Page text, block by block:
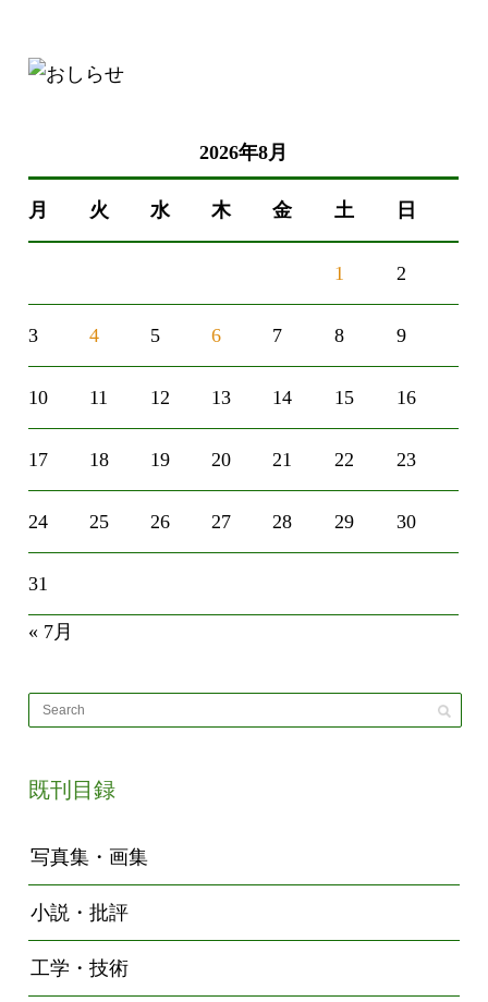
2026年8月
月 火 水 木 金 土 日
1 2
3 4 5 6 7 8 9
10 11 12 13 14 15 16
17 18 19 20 21 22 23
24 25 26 27 28 29 30
31
« 7月
既刊目録
写真集・画集
小説・批評
工学・技術